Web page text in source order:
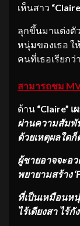
เห็นสาว “
ลุกขึ้นมาแต่งตั
หนุ่มของเธอ ใ
คนที่เธอเรียกว่า
สามารถชม
ด้าน “Claire” เ
ผ่านความสัมพั
ด้วยเหตุผลใดก็
ผู้ชายอาจจะอ
พยายามสร้าง
ที่เป็นเหมือนห
ไร้เดียงสา ไร้